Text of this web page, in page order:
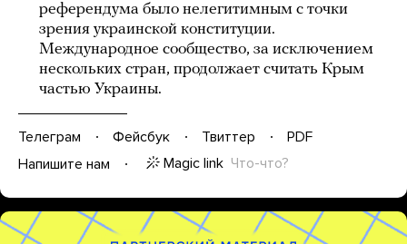
референдума было нелегитимным с точки
зрения украинской конституции.
Международное сообщество, за исключением
нескольких стран, продолжает считать Крым
частью Украины.
Телеграм Фейсбук Твиттер
PDF
Напишите нам
Magic link Что-что?